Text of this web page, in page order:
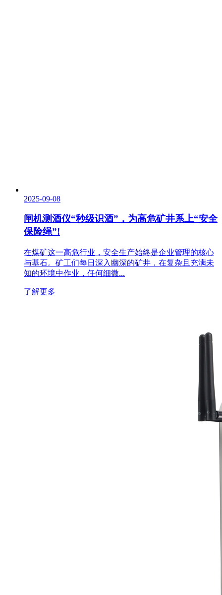
2025-09-08
闸机测酒仪“秒级识酒”，为高危矿井系上“安全
保险绳”!
在煤矿这一高危行业，安全生产始终是企业管理的核心
与基石。矿工们每日深入幽深的矿井，在复杂且充满未
知的环境中作业，任何细微...
了解更多